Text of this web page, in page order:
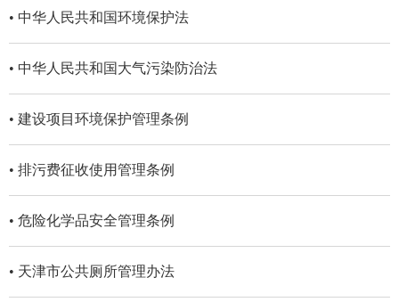
• 中华人民共和国环境保护法
• 中华人民共和国大气污染防治法
• 建设项目环境保护管理条例
• 排污费征收使用管理条例
• 危险化学品安全管理条例
• 天津市公共厕所管理办法